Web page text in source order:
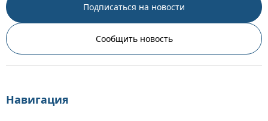
Подписаться на новости
Сообщить новость
Навигация